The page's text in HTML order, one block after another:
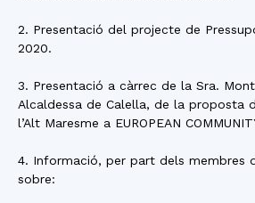
2. Presentació del projecte de
2020.
3. Presentació a càrrec de la Sra.
Alcaldessa de Calella, de la proposta
l’Alt Maresme a EUROPEAN
4. Informació, per part dels membres
sobre: